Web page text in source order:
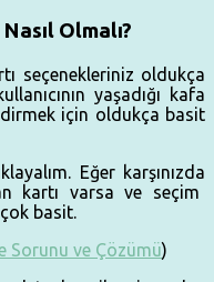
Olmalı?
seçenekleriniz oldukça
yaşadığı kafa
için oldukça basit
Eğer karşınızda
kartı varsa ve seçim
basit.
Sorunu ve Çözümü)